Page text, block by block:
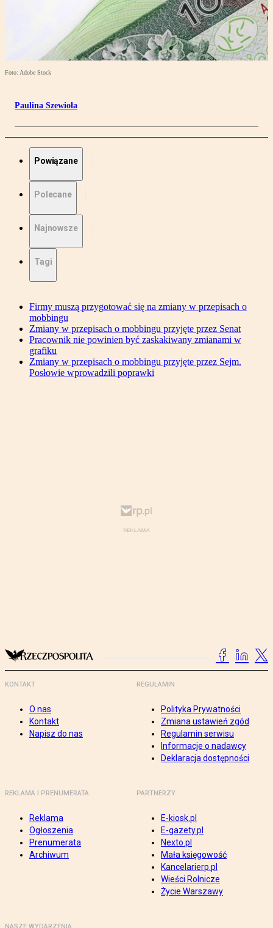
Foto: Adobe Stock
Paulina Szewioła
Powiązane
Polecane
Najnowsze
Tagi
Firmy muszą przygotować się na zmiany w przepisach o
mobbingu
Zmiany w przepisach o mobbingu przyjęte przez Senat
Pracownik nie powinien być zaskakiwany zmianami w
grafiku
Zmiany w przepisach o mobbingu przyjęte przez Sejm.
Posłowie wprowadzili poprawki
KONTAKT
O nas
Kontakt
Napisz do nas
REGULAMIN
Polityka Prywatności
Zmiana ustawień zgód
Regulamin serwisu
Informacje o nadawcy
Deklaracja dostępności
REKLAMA I PRENUMERATA
Reklama
Ogłoszenia
Prenumerata
Archiwum
PARTNERZY
E-kiosk.pl
E-gazety.pl
Nexto.pl
Mała księgowość
Kancelarierp.pl
Wieści Rolnicze
Życie Warszawy